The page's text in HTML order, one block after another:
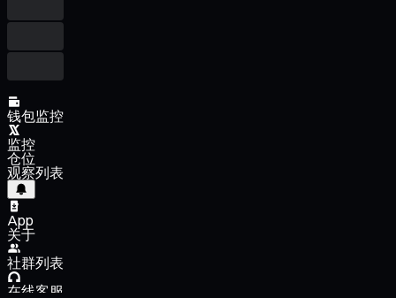
钱包监控
监控
仓位
观察列表
App
关于
社群列表
在线客服